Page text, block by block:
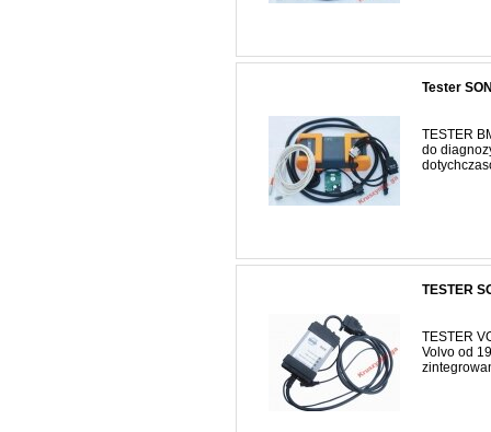
Tester
TESTER
do
TESTER
TESTER
Volvo od